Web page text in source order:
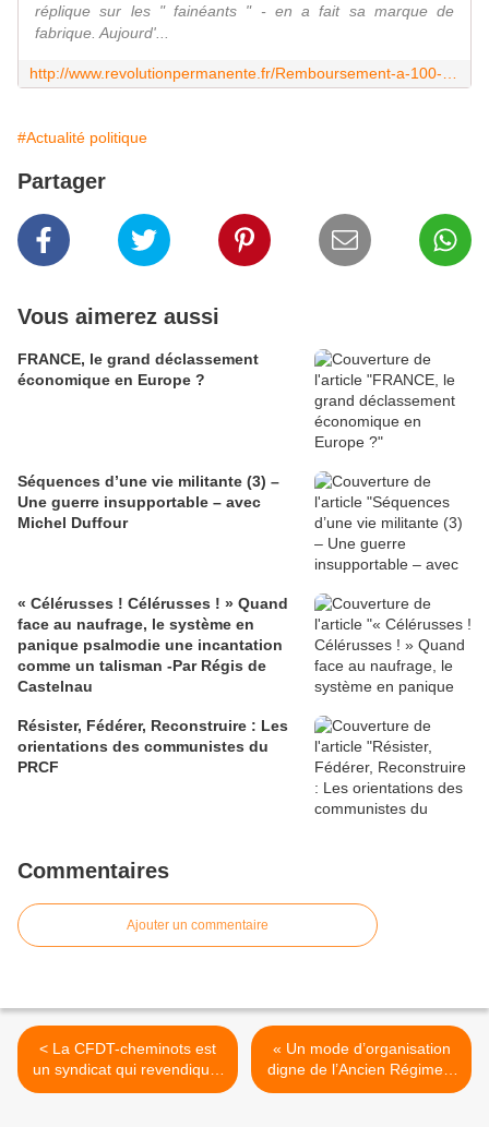
réplique sur les " fainéants " - en a fait sa marque de
fabrique. Aujourd'...
#Actualité politique
Partager
Vous aimerez aussi
FRANCE, le grand déclassement
économique en Europe ?
Séquences d’une vie militante (3) –
Une guerre insupportable – avec
Michel Duffour
« Célérusses ! Célérusses ! » Quand
face au naufrage, le système en
panique psalmodie une incantation
comme un talisman -Par Régis de
Castelnau
Résister, Fédérer, Reconstruire : Les
orientations des communistes du
PRCF
Commentaires
Ajouter un commentaire
< La CFDT-cheminots est
un syndicat qui revendique,
la preuve..!
« Un mode d’organisation
digne de l’Ancien Régime »
: 100 militants de LREM